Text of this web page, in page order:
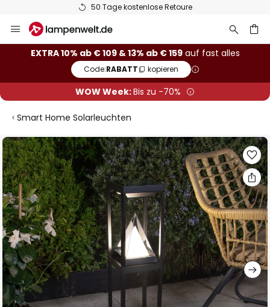
50 Tage kostenlose Retoure
Inhalt
springen
EXTRA 10% ab € 109 & 13% ab € 159auf fast alles
Code:RABATT kopieren
WOW Week:Bis zu -70%
Smart Home Solarleuchten
Zum
Ende
der
Bildgalerie
springen